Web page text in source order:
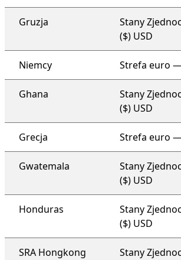
Gruzja
Stany
($) USD
Niemcy Strefa euro
Ghana
Stany
($) USD
Grecja Strefa euro
Gwatemala
Stany
($) USD
Honduras
Stany
($) USD
SRA Hongkong
Stany